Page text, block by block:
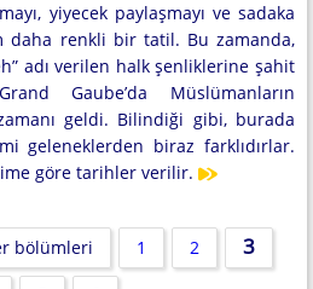
yiyecek paylaşmayı ve sadaka
daha renkli bir tatil. Bu zamanda,
adı verilen halk şenliklerine şahit
Gaube’da Müslümanların
geldi. Bilindiği gibi, burada
geleneklerden biraz farklıdırlar.
göre tarihler verilir.
bölümleri 1 2 3